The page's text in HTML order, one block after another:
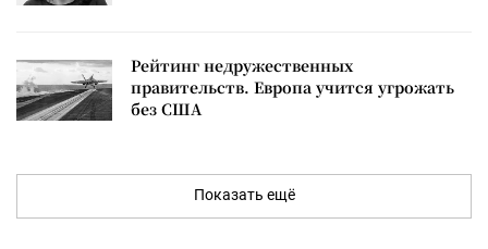
Рейтинг недружественных
правительств. Европа учится угрожать
без США
Показать ещё